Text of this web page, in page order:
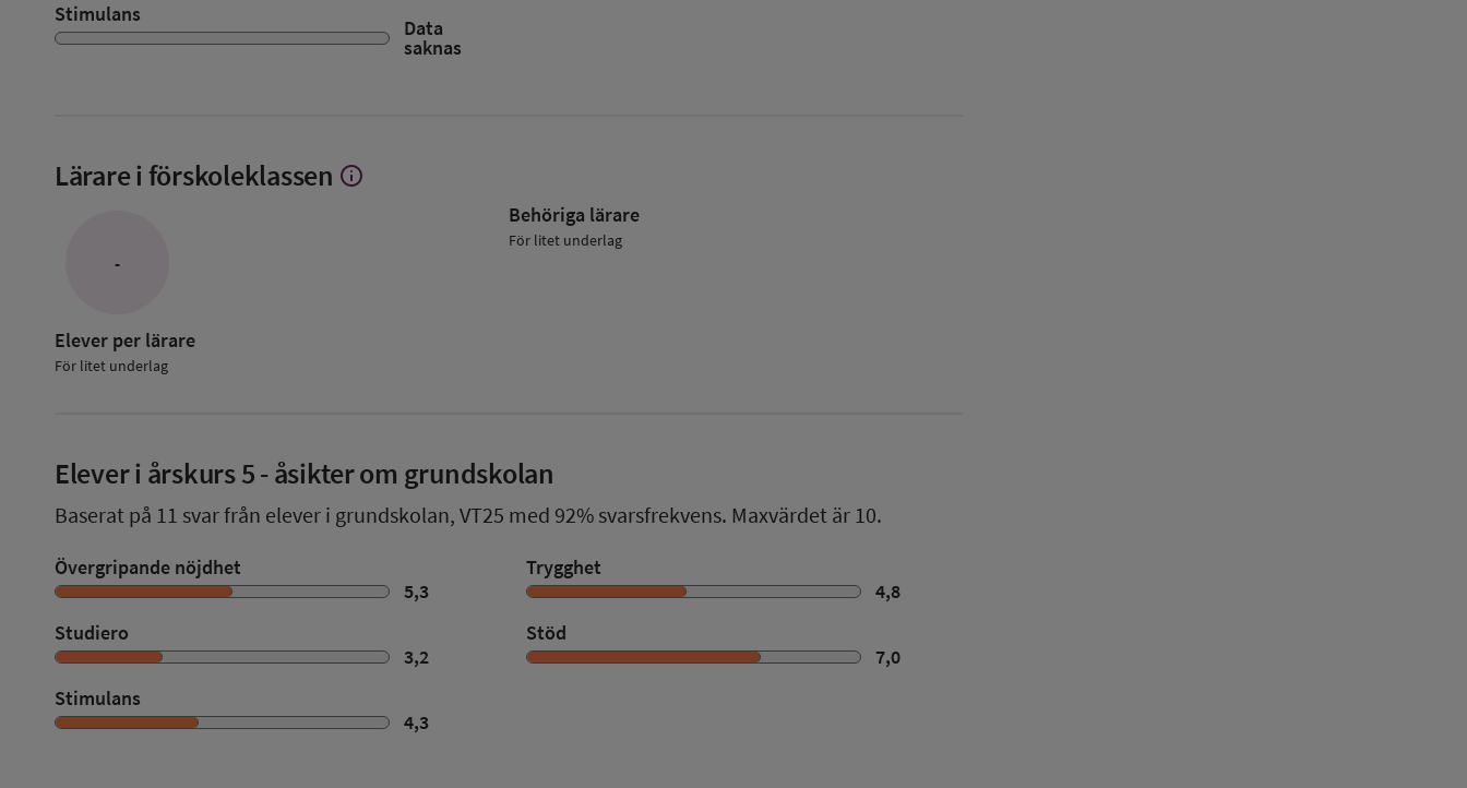
Stimulans
Data
saknas
Lärare i förskoleklassen Visa
info
-
Elever per lärare
För litet underlag
Behöriga lärare
För litet underlag
Elever i årskurs 5- åsikter om grundskolan
Baserat på 11 svar från elever i grundskolan, VT25 med 92% svarsfrekvens. Maxvärdet är 10.
Övergripande nöjdhet
5,3
Trygghet
4,8
Studiero
3,2
Stöd
7,0
Stimulans
4,3